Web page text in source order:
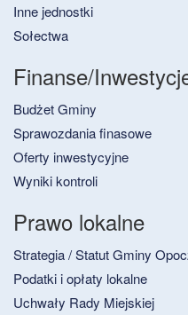
Inne jednostki
Sołectwa
Finanse/
Budżet Gminy
Sprawozdania finasowe
Oferty inwestycyjne
Wyniki kontroli
Prawo lokalne
Strategia / Statut Gminy
Podatki i opłaty lokalne
Uchwały Rady Miejskiej